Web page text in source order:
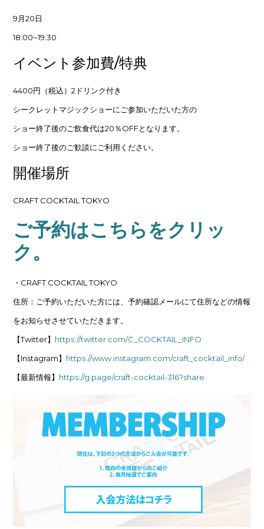
9月20日
18:00~19:30
イベント参加費/特典
4400円（税込）2ドリンク付き
シークレットマジックショーにご参加いただいた方の
ショー終了後のご飲食代は20％OFFとなります。
ショー終了後のご歓談にご利用ください。
開催場所
CRAFT COCKTAIL TOKYO
ご予約はこちらをクリッ
ク。
・CRAFT COCKTAIL TOKYO
住所：ご予約いただいた方には、予約確認メールにて住所などの情報
をお知らせさせていただきます。
【Twitter】 https://twitter.com/C_COCKTAIL_INFO
【Instagram】 https://www.instagram.com/craft_cocktail_info/
【最新情報】 https://g.page/craft-cocktail-316?share